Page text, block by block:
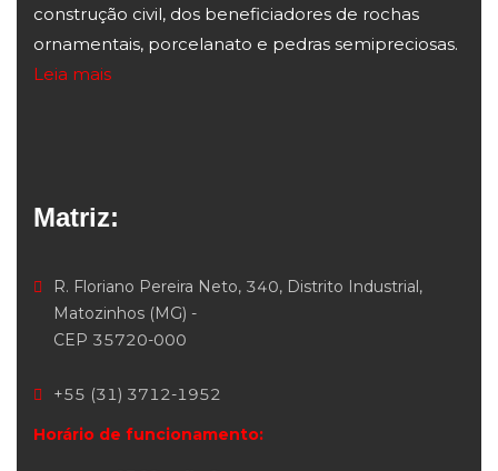
construção civil, dos beneficiadores de rochas
ornamentais, porcelanato e pedras semipreciosas.
Leia mais
Matriz:
R. Floriano Pereira Neto, 340, Distrito Industrial,
Matozinhos (MG) -
CEP 35720-000
+55 (31) 3712-1952
Horário de funcionamento: